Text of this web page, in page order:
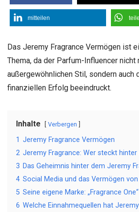
mitteilen
Das Jeremy Fragrance Vermögen ist
Thema, da der Parfum-Influencer nicht
außergewöhnlichen Stil, sondern auch
finanziellen Erfolg beeindruckt.
Inhalte Verbergen
1 Jeremy Fragrance Vermögen
2 Jeremy Fragrance: Wer steckt hinter
3 Das Geheimnis hinter dem Jeremy
4 Social Media und das Vermögen
5 Seine eigene Marke: „Fragrance
6 Welche Einnahmequellen hat